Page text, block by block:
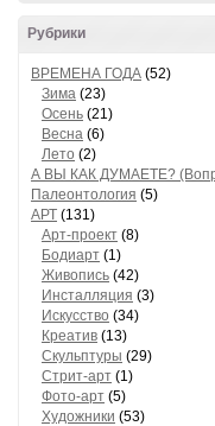
Рубрики
ВРЕМЕНА ГОДА (52)
Зима (23)
Осень (21)
Весна (6)
Лето (2)
А ВЫ КАК ДУМАЕТЕ?
Палеонтология (5)
АРТ (131)
Арт-проект (8)
Бодиарт (1)
Живопись (42)
Инсталляция (3)
Искусство (34)
Креатив (13)
Скульптуры (29)
Стрит-арт (1)
Фото-арт (5)
Художники (53)